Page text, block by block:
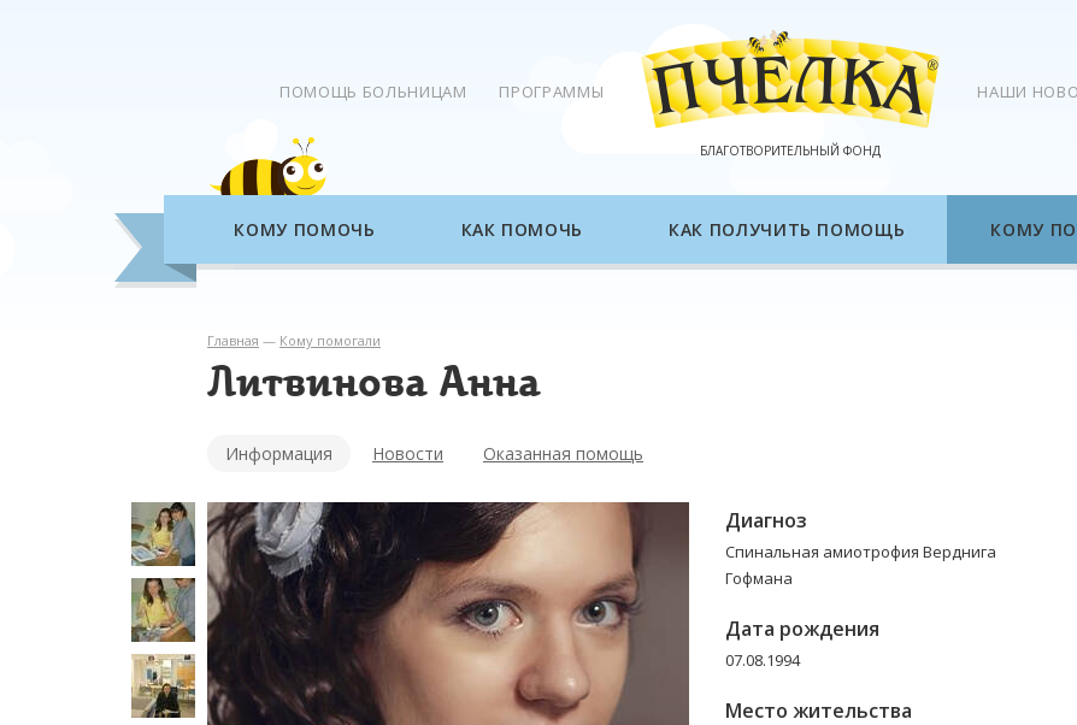
ПОМОЩЬ БОЛЬНИЦАМ ПРОГРАММЫ
БЛАГОТВОРИТЕЛЬНЫЙ ФОНД
НАШИ
КОМУ ПОМОЧЬ КАК ПОМОЧЬ КАК ПОЛУЧИТЬ ПОМОЩЬ КОМУ
Главная — Кому помогали
Литвинова Анна
Информация Новости Оказанная помощь
Диагноз
Спинальная амиотрофия Верднига
Гофмана
Дата рождения
07.08.1994
Место жительства